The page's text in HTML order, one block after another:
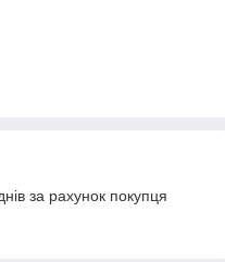
за рахунок покупця